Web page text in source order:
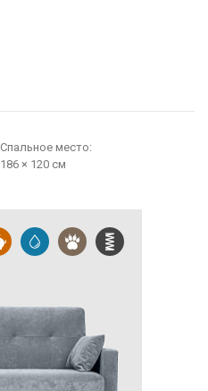
Cпальное место:
186 × 120 см